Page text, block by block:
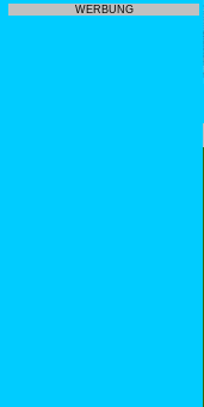
WERBUNG